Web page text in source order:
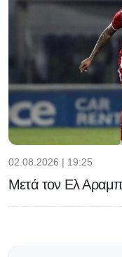
02.08.2026 | 19:25
Μετά τον Ελ